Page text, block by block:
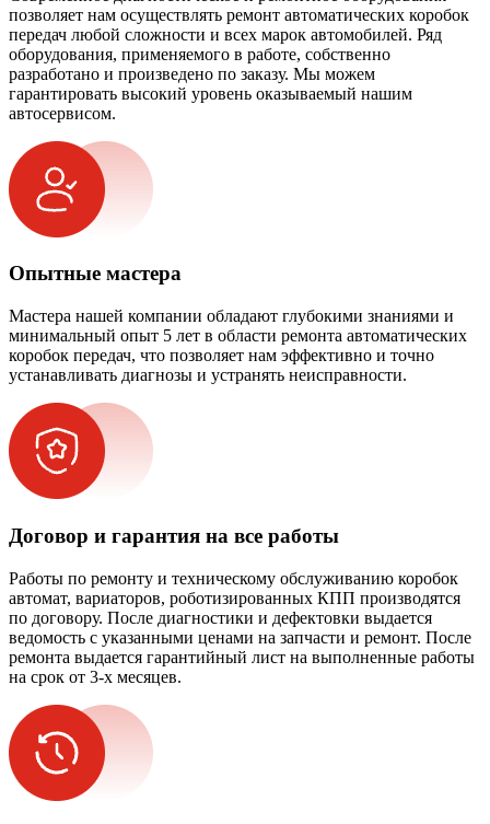
позволяет нам осуществлять ремонт автоматических коробок
передач любой сложности и всех марок автомобилей. Ряд
оборудования, применяемого в работе, собственно
разработано и произведено по заказу. Мы можем
гарантировать высокий уровень оказываемый нашим
автосервисом.
Опытные мастера
Мастера нашей компании обладают глубокими знаниями и
минимальный опыт 5 лет в области ремонта автоматических
коробок передач, что позволяет нам эффективно и точно
устанавливать диагнозы и устранять неисправности.
Договор и гарантия на все работы
Работы по ремонту и техническому обслуживанию коробок
автомат, вариаторов, роботизированных КПП производятся
по договору. После диагностики и дефектовки выдается
ведомость с указанными ценами на запчасти и ремонт. После
ремонта выдается гарантийный лист на выполненные работы
на срок от 3-х месяцев.